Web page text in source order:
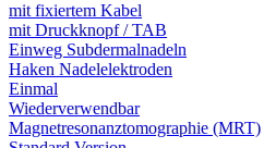
mit fixiertem Kabel
mit Druckknopf / TAB
Einweg Subdermalnadeln
Haken Nadelelektroden
Einmal
Wiederverwendbar
Magnetresonanztomographie (MRT)